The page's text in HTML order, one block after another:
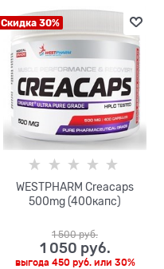
Скидка 30%
WESTPHARM Creacaps
500mg (400капс)
1 500 руб.
1 050 руб.
выгода 450 руб.или 30%